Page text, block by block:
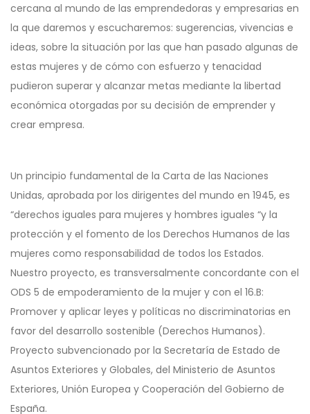
cercana al mundo de las emprendedoras y empresarias en
la que daremos y escucharemos: sugerencias, vivencias e
ideas, sobre la situación por las que han pasado algunas de
estas mujeres y de cómo con esfuerzo y tenacidad
pudieron superar y alcanzar metas mediante la libertad
económica otorgadas por su decisión de emprender y
crear empresa.
Un principio fundamental de la Carta de las Naciones
Unidas, aprobada por los dirigentes del mundo en 1945, es
“derechos iguales para mujeres y hombres iguales “y la
protección y el fomento de los Derechos Humanos de las
mujeres como responsabilidad de todos los Estados.
Nuestro proyecto, es transversalmente concordante con el
ODS 5 de empoderamiento de la mujer y con el 16.B:
Promover y aplicar leyes y políticas no discriminatorias en
favor del desarrollo sostenible (Derechos Humanos).
Proyecto subvencionado por la Secretaría de Estado de
Asuntos Exteriores y Globales, del Ministerio de Asuntos
Exteriores, Unión Europea y Cooperación del Gobierno de
España.